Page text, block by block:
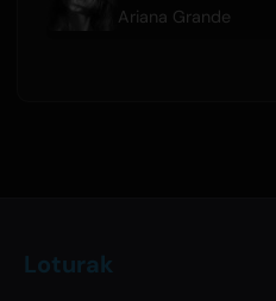
Ariana Grande
Loturak